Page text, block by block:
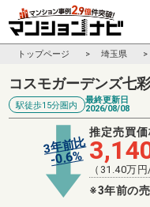
トップページ 埼玉県
コスモガーデンズ七
駅徒歩15分圏内
最終更新日
2026/08/08
3年前比
-0.6%
推定売買
（ 31.40万円
※3年前の